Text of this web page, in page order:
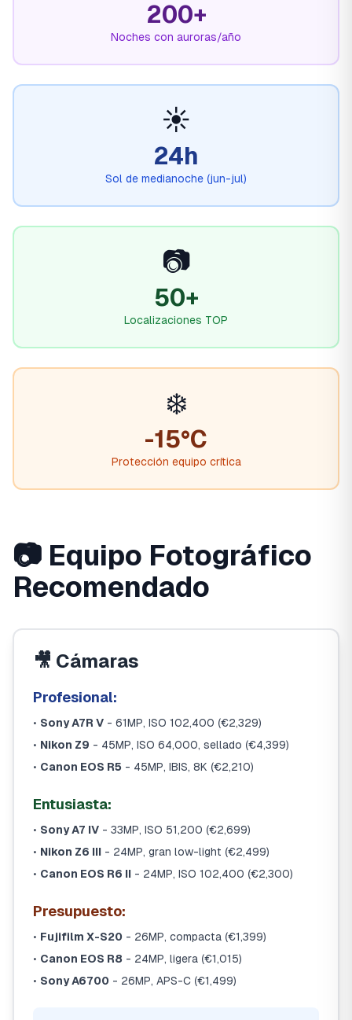
200+
Noches con auroras/año
☀️
24h
Sol de medianoche (jun-jul)
📷
50+
Localizaciones TOP
❄️
-15°C
Protección equipo crítica
📷 Equipo Fotográfico
Recomendado
🎥 Cámaras
Profesional:
• Sony A7R V - 61MP, ISO 102,400 (€2,329)
• Nikon Z9 - 45MP, ISO 64,000, sellado (€4,399)
• Canon EOS R5 - 45MP, IBIS, 8K (€2,210)
Entusiasta:
• Sony A7 IV - 33MP, ISO 51,200 (€2,699)
• Nikon Z6 III - 24MP, gran low-light (€2,499)
• Canon EOS R6 II - 24MP, ISO 102,400 (€2,300)
Presupuesto:
• Fujifilm X-S20 - 26MP, compacta (€1,399)
• Canon EOS R8 - 24MP, ligera (€1,015)
• Sony A6700 - 26MP, APS-C (€1,499)